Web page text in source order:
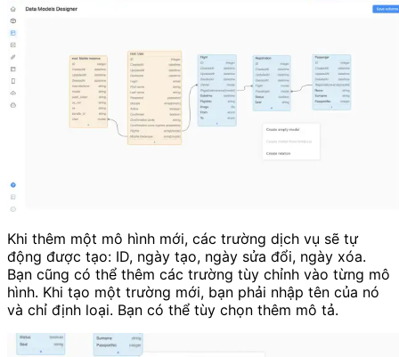
Khi thêm một mô hình mới, các trường dịch vụ sẽ tự
động được tạo: ID, ngày tạo, ngày sửa đổi, ngày xóa.
Bạn cũng có thể thêm các trường tùy chỉnh vào từng mô
hình. Khi tạo một trường mới, bạn phải nhập tên của nó
và chỉ định loại. Bạn có thể tùy chọn thêm mô tả.